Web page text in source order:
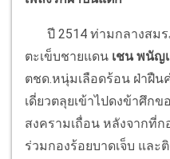
ปี 2514 ท่ามกลางสมร
ตะเข็บชายแดน เชน พนัญ
ตชด.หนุ่มเลือดร้อน ฝ่าฝืน
เดี่ยวตลุยเข้าไปดงข้าศึก
สงครามเถื่อน หลังจากที่
ร่วมกองร้อยบาดเจ็บ แล